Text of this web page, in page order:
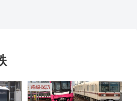
路線探訪